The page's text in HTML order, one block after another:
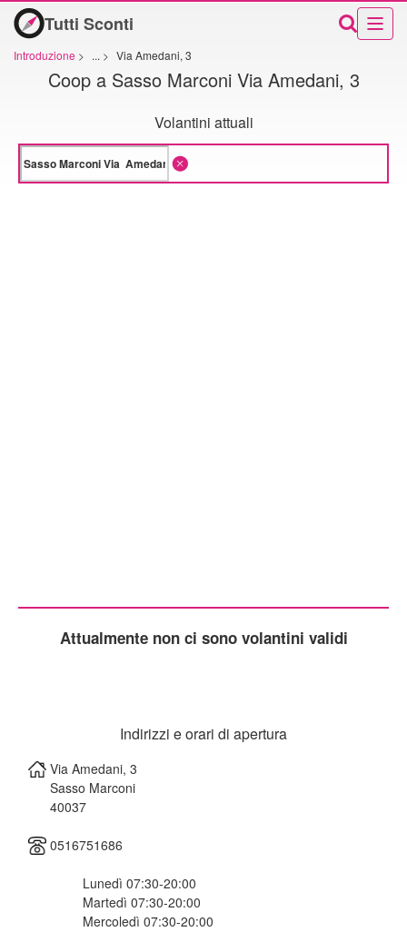
Tutti Sconti
Introduzione > ... > Via Amedani, 3
Coop a Sasso Marconi Via Amedani, 3
Volantini attuali
Attualmente non ci sono volantini validi
Indirizzi e orari di apertura
Via Amedani, 3
Sasso Marconi
40037
0516751686
Lunedì 07:30-20:00
Martedì 07:30-20:00
Mercoledì 07:30-20:00